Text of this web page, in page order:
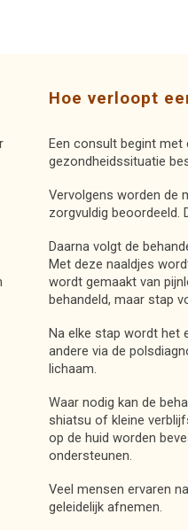
Hoe verloopt
Een consult begint met
gezondheidssituatie
Vervolgens worden de
zorgvuldig beoordeeld.
Daarna volgt de
Met deze naaldjes
wordt gemaakt van
behandeld, maar stap
Na elke stap wordt het
andere via de
lichaam.
Waar nodig kan de
shiatsu of kleine
op de huid worden
ondersteunen.
Veel mensen ervaren
geleidelijk afnemen.